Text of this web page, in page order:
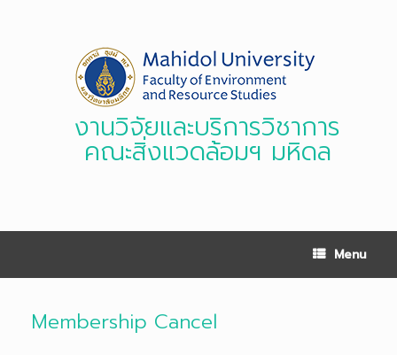
งานวิจัยและบริการวิชาการ
คณะสิ่งแวดล้อมฯ มหิดล
Menu
Membership Cancel